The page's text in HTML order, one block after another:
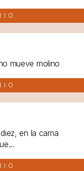
mueve molino
en la cama